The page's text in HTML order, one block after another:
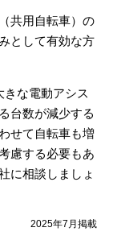
共用自転車）の
として有効な方
きな電動アシス
台数が減少する
せて自転車も増
慮する必要もあ
に相談しましょ
2025年7月掲載